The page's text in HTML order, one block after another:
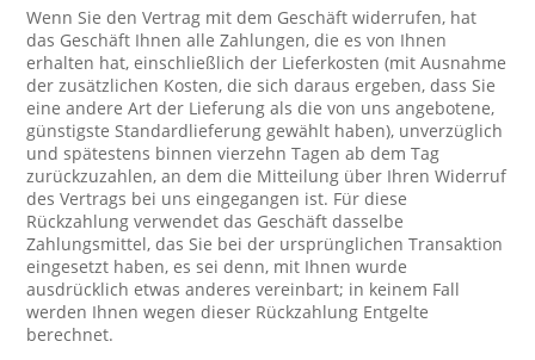
Wenn Sie den Vertrag mit dem Geschäft widerrufen, hat
das Geschäft Ihnen alle Zahlungen, die es von Ihnen
erhalten hat, einschließlich der Lieferkosten (mit Ausnahme
der zusätzlichen Kosten, die sich daraus ergeben, dass Sie
eine andere Art der Lieferung als die von uns angebotene,
günstigste Standardlieferung gewählt haben), unverzüglich
und spätestens binnen vierzehn Tagen ab dem Tag
zurückzuzahlen, an dem die Mitteilung über Ihren Widerruf
des Vertrags bei uns eingegangen ist. Für diese
Rückzahlung verwendet das Geschäft dasselbe
Zahlungsmittel, das Sie bei der ursprünglichen Transaktion
eingesetzt haben, es sei denn, mit Ihnen wurde
ausdrücklich etwas anderes vereinbart; in keinem Fall
werden Ihnen wegen dieser Rückzahlung Entgelte
berechnet.